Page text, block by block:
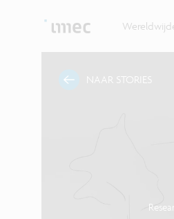
bedrijven,
NAAR STORIES